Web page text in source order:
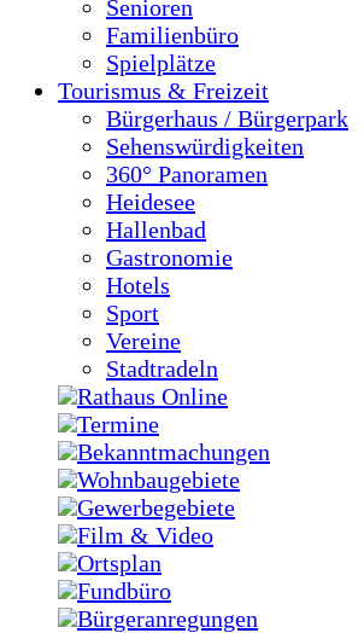
Senioren
Familienbüro
Spielplätze
Tourismus & Freizeit
Bürgerhaus / Bürgerpark
Sehenswürdigkeiten
360° Panoramen
Heidesee
Hallenbad
Gastronomie
Hotels
Sport
Vereine
Stadtradeln
Rathaus Online
Termine
Bekanntmachungen
Wohnbaugebiete
Gewerbegebiete
Film & Video
Ortsplan
Fundbüro
Bürgeranregungen